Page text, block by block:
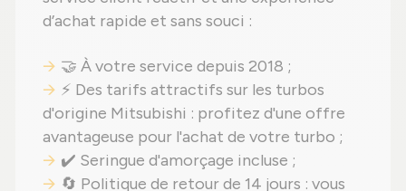
d’achat rapide et sans souci :
🤝 À votre service depuis 2018 ;
⚡ Des tarifs attractifs sur les turbos
d'origine Mitsubishi : profitez d'une offre
avantageuse pour l'achat de votre turbo ;
✔️ Seringue d'amorçage incluse ;
🔄 Politique de retour de 14 jours : vous